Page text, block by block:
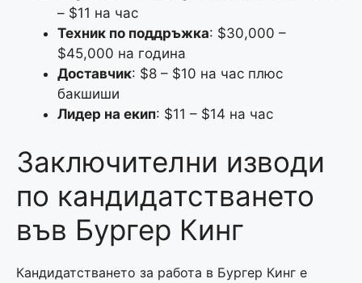
– $11 на час
Техник по поддръжка: $30,000 –
$45,000 на година
Доставчик: $8 – $10 на час плюс
бакшиши
Лидер на екип: $11 – $14 на час
Заключителни изводи
по кандидатстването
във Бургер Кинг
Кандидатстването за работа в Бургер Кинг е